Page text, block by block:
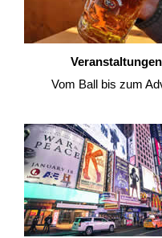
Veranstaltungen
Vom Ball bis zum